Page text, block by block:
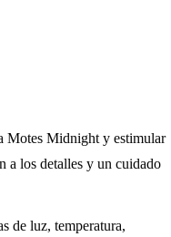
Motes Midnight y estimular
a los detalles y un cuidado
de luz, temperatura,